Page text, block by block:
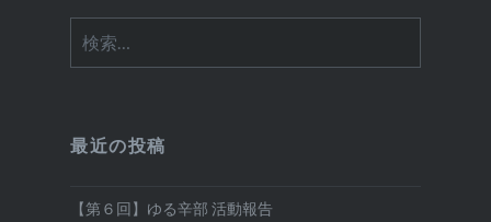
索:
最近の投稿
【第６回】ゆる辛部 活動報告